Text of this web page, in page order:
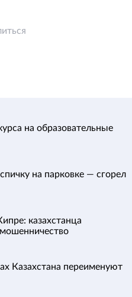
на образовательные
на парковке — сгорел
казахстанца
мошенничество
Казахстана переименуют